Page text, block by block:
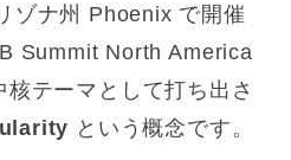
ゾナ州 Phoenix で開催
Summit North America
テーマとして打ち出さ
という概念です。